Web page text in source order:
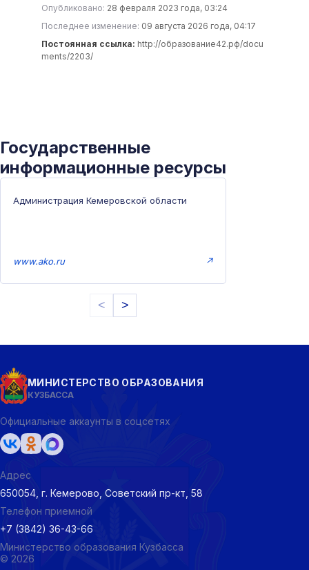
Опубликовано: 28 февраля 2023 года, 03:24
Последнее изменение: 09 августа 2026 года, 04:17
Постоянная ссылка: http://образование42.рф/docu
ments/2203/
Государственные
информационные ресурсы
Администрация Кемеровской области
www.ako.ru ↗
< >
МИНИСТЕРСТВО ОБРАЗОВАНИЯ
КУЗБАССА
Официальные аккаунты в соцсетях
Телефон приемной
+7 (3842) 36-43-66
Адрес
650054, г. Кемерово, Советский пр-кт, 58
Министерство образования Кузбасса
© 2026